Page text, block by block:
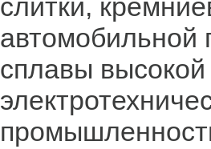
слитки,
сплавы